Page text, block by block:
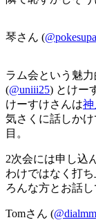
琴さん (
ラム会という魅
(@uniii25) とけー
けーすけさんは神
気さくに話しか
目。
2次会には申し込
わけではなく打
ろんな方とお話
Tomさん (